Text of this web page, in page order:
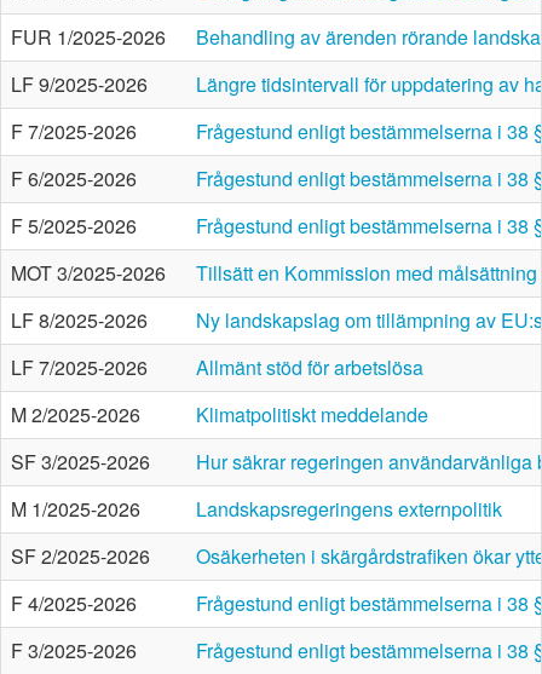
FUR 1/2025-2026
Behandling av ärenden rörande
LF 9/2025-2026
Längre tidsintervall för uppdatering av
F 7/2025-2026
Frågestund enligt bestämmelserna i 38
F 6/2025-2026
Frågestund enligt bestämmelserna i 38
F 5/2025-2026
Frågestund enligt bestämmelserna i 38
MOT 3/2025-2026
Tillsätt en Kommission med
LF 8/2025-2026
Ny landskapslag om tillämpning av
LF 7/2025-2026
Allmänt stöd för arbetslösa
M 2/2025-2026
Klimatpolitiskt meddelande
SF 3/2025-2026
Hur säkrar regeringen användarvänliga
M 1/2025-2026
Landskapsregeringens externpolitik
SF 2/2025-2026
Osäkerheten i skärgårdstrafiken ökar
F 4/2025-2026
Frågestund enligt bestämmelserna i 38
F 3/2025-2026
Frågestund enligt bestämmelserna i 38